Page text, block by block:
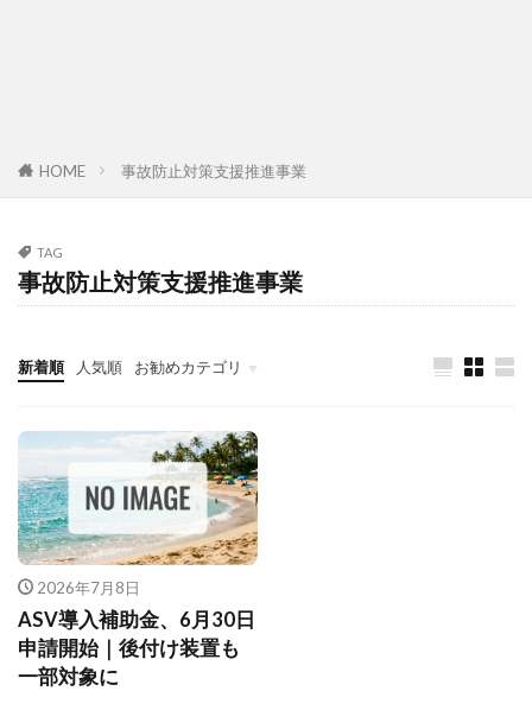
HOME 事故防止対策支援推進事業
TAG
事故防止対策支援推進事業
新着順 人気順 お勧めカテゴリ
故障診断整備のススメ
2026年7月8日
ASV導入補助金、6月30日
申請開始｜後付け装置も
一部対象に